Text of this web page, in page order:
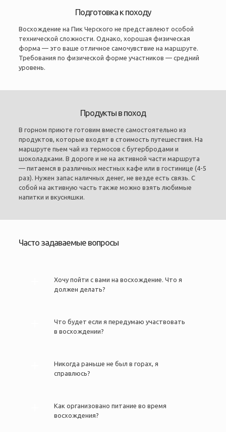
Подготовка к походу
Восхождение на Пик Черского не представлеют особой
технической сложности. Однако, хорошая физическая
форма — это ваше отличное самочувствие на маршруте.
Требования по физической форме участников — средний
уровень.
Продукты в поход
В горном приюте готовим вместе самостоятельно из
продуктов, которые входят в стоимость путешествия. На
маршруте пьем чай из термосов с бутербродами и
шоколадками. В дороге и не на активной части маршрута
— питаемся в различных местных кафе или в гостинице (4-5
раз). Нужен запас наличных денег, не везде есть связь. С
собой на активную часть также можно взять любимые
напитки и вкусняшки.
Часто задаваемые вопросы
Хочу пойти с вами на восхождение. Что я
должен делать?
Что будет если я передумаю участвовать
в восхождении?
Никогда раньше не был в горах, я
справлюсь?
Как организовано питание во время
восхождения?